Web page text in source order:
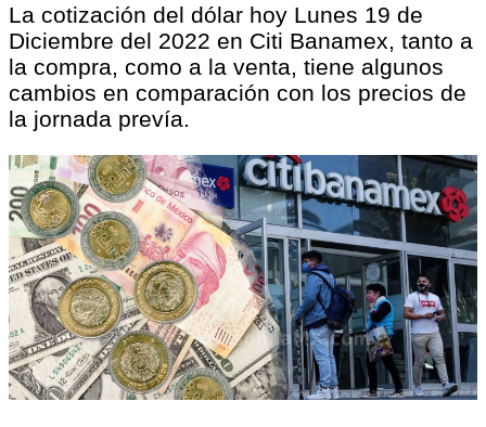
La cotización del dólar hoy Lunes 19 de
Diciembre del 2022 en Citi Banamex, tanto a
la compra, como a la venta, tiene algunos
cambios en comparación con los precios de
la jornada prevía.